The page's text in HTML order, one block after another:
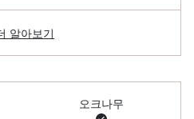
알아보기
오크나무